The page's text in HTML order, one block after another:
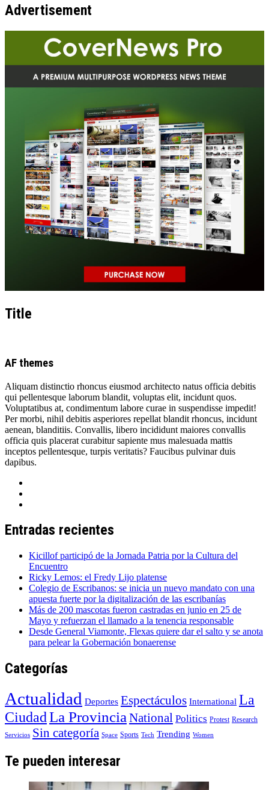
Advertisement
Title
AF themes
Aliquam distinctio rhoncus eiusmod architecto natus officia debitis
qui pellentesque laborum blandit, voluptas elit, incidunt quos.
Voluptatibus at, condimentum labore curae in suspendisse impedit!
Per morbi, nihil debitis asperiores repellat blandit rhoncus, incidunt
aenean, blanditiis. Convallis, libero incididunt maiores convallis
officia quis placerat curabitur sapiente mus malesuada mattis
inceptos pellentesque, turpis veritatis? Faucibus pulvinar duis
dapibus.
Entradas recientes
Kicillof participó de la Jornada Patria por la Cultura del
Encuentro
Ricky Lemos: el Fredy Lijo platense
Colegio de Escribanos: se inicia un nuevo mandato con una
apuesta fuerte por la digitalización de las escribanías
Más de 200 mascotas fueron castradas en junio en 25 de
Mayo y refuerzan el llamado a la tenencia responsable
Desde General Viamonte, Flexas quiere dar el salto y se anota
para pelear la Gobernación bonaerense
Categorías
Actualidad Deportes Espectáculos International La
Ciudad La Provincia National Politics Protest Research
Servicios Sin categoría Space Sports Tech Trending Women
Te pueden interesar